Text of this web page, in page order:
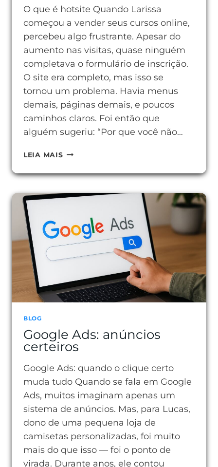
O que é hotsite Quando Larissa
começou a vender seus cursos online,
percebeu algo frustrante. Apesar do
aumento nas visitas, quase ninguém
completava o formulário de inscrição.
O site era completo, mas isso se
tornou um problema. Havia menus
demais, páginas demais, e poucos
caminhos claros. Foi então que
alguém sugeriu: “Por que você não…
LEIA MAISO
HOTSITE
POR
QUE
RESULTADOS
RÁPIDOS
BLOG
Google Ads: anúncios
certeiros
Google Ads: quando o clique certo
muda tudo Quando se fala em Google
Ads, muitos imaginam apenas um
sistema de anúncios. Mas, para Lucas,
dono de uma pequena loja de
camisetas personalizadas, foi muito
mais do que isso — foi o ponto de
virada. Durante anos, ele contou